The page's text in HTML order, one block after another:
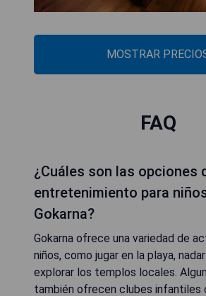
MOSTRAR
FAQ
¿Cuáles son las opciones
entretenimiento para
Gokarna?
Gokarna ofrece una variedad de
niños, como jugar en la playa,
explorar los templos locales.
también ofrecen clubes infantiles